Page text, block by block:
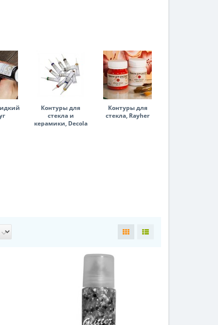
Контуры для
стекла и
керамики, Decola
Контуры для
стекла, Rayher